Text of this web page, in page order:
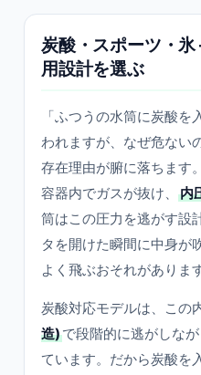
炭酸・スポーツ・
用設計を選ぶ
「ふつうの水筒に炭酸
われますが、なぜ危ない
存在理由が腑に落ちます
容器内でガスが抜け、
内
筒はこの圧力を逃がす設
タを開けた瞬間に中身が
よく飛ぶおそれがあります
炭酸対応モデルは、この
造)で段階的に逃がしな
ています。だから炭酸を